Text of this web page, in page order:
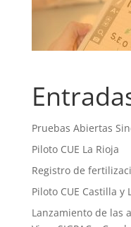
Pruebas Abiertas
Piloto CUE La Rioja
Registro de
Piloto CUE Castilla y
Lanzamiento de las